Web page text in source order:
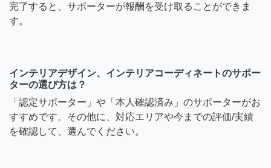
完了すると、サポーターが報酬を受け取ることができま
す。
インテリアデザイン、インテリアコーディネートのサポー
ターの選び方は？
「認定サポーター」や「本人確認済み」のサポーターがお
すすめです。その他に、対応エリアや今までの評価/実績
を確認して、選んでください。